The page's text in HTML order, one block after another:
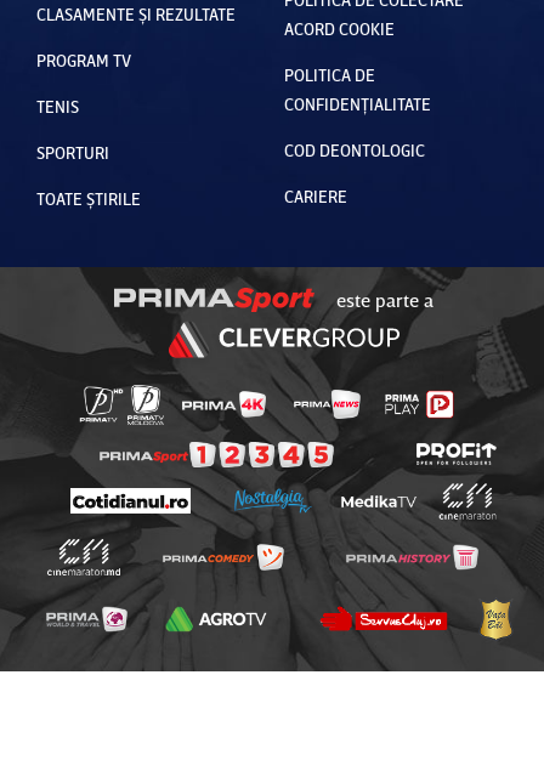
CLASAMENTE ȘI REZULTATE
PROGRAM TV
TENIS
SPORTURI
TOATE ȘTIRILE
ACORD COOKIE
POLITICA DE
CONFIDENȚIALITATE
COD DEONTOLOGIC
CARIERE
este parte a